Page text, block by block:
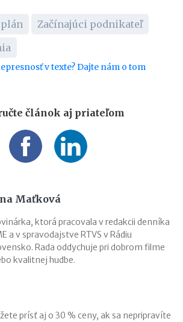
Začínajúci podnikateľ
v texte? Dajte nám o tom
článok aj priateľom
Maťková
ktorá pracovala v redakcii denníka
a v spravodajstve RTVS v Rádiu
Rada oddychuje pri dobrom filme
kvalitnej hudbe.
prísť aj o 30 % ceny, ak sa nepripravíte